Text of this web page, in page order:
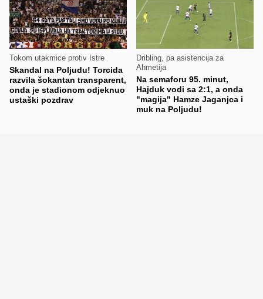
Tokom utakmice protiv Istre
Skandal na Poljudu! Torcida
razvila šokantan transparent,
onda je stadionom odjeknuo
ustaški pozdrav
Dribling, pa asistencija za
Ahmetija
Na semaforu 95. minut,
Hajduk vodi sa 2:1, a onda
"magija" Hamze Jaganjca i
muk na Poljudu!